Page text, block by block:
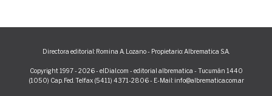
Directora editorial: Romina A. Lozano - Propietario: Albrematica S.A.
Copyright 1997 - 2026 - elDial.com - editorial albrematica - Tucumán 1440
(1050) Cap. Fed. Telfax (5411) 4371-2806 - E-Mail: info@albrematica.com.ar